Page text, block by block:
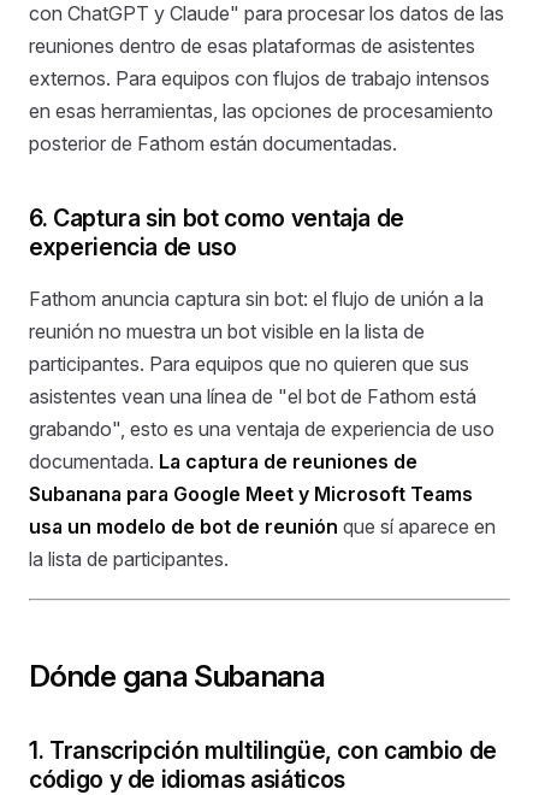
con ChatGPT y Claude" para procesar los datos de las
reuniones dentro de esas plataformas de asistentes
externos. Para equipos con flujos de trabajo intensos
en esas herramientas, las opciones de procesamiento
posterior de Fathom están documentadas.
6. Captura sin bot como ventaja de
experiencia de uso
Fathom anuncia captura sin bot: el flujo de unión a la
reunión no muestra un bot visible en la lista de
participantes. Para equipos que no quieren que sus
asistentes vean una línea de "el bot de Fathom está
grabando", esto es una ventaja de experiencia de uso
documentada. La captura de reuniones de
Subanana para Google Meet y Microsoft Teams
usa un modelo de bot de reunión que sí aparece en
la lista de participantes.
Dónde gana Subanana
1. Transcripción multilingüe, con cambio de
código y de idiomas asiáticos